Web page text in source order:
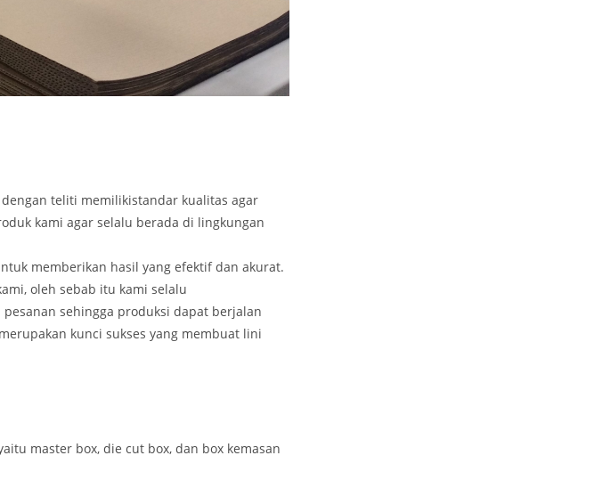
teliti memilikistandar kualitas agar
kami agar selalu berada di lingkungan
memberikan hasil yang efektif dan akurat.
oleh sebab itu kami selalu
sehingga produksi dapat berjalan
kunci sukses yang membuat lini
master box, die cut box, dan box kemasan